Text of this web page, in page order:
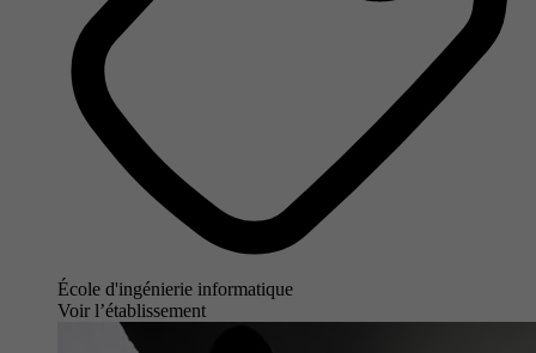
École d'ingénierie informatique
Voir l’établissement